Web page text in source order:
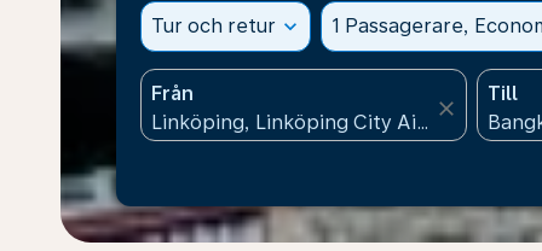
Tur och retur expand_more 1 Passagerare,
Från
close
Till